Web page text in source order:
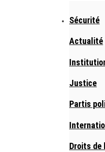
Sécurité
Actualité
Justice
Partis
Droits de